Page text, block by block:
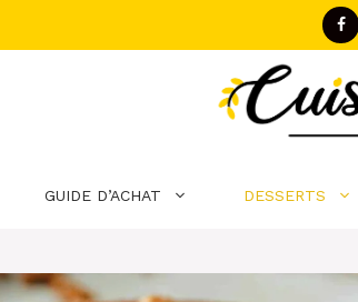
GUIDE D’ACHAT DESSERTS